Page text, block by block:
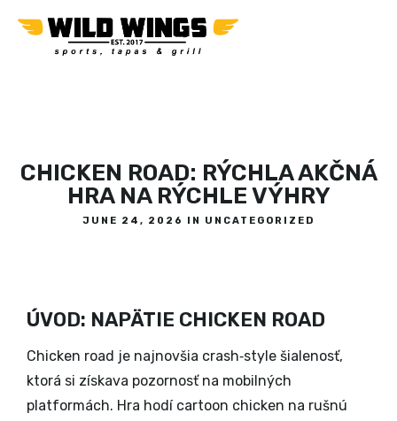
CHICKEN ROAD: RÝCHLA AKČNÁ
HRA NA RÝCHLE VÝHRY
JUNE 24, 2026 IN UNCATEGORIZED
ÚVOD: NAPÄTIE CHICKEN ROAD
Chicken road je najnovšia crash‑style šialenosť,
ktorá si získava pozornosť na mobilných
platformách. Hra hodí cartoon chicken na rušnú